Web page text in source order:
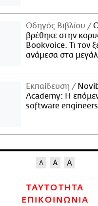
Οδηγός Βιβλίου
Ο
βρέθηκε στην
Bookvoice. Τι τον
ανάμεσα στα
Εκπαίδευση
Academy: Η
software engineers
ΤΑΥΤΟΤΗΤΑ
ΕΠΙΚΟΙΝΩΝΙΑ